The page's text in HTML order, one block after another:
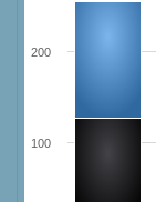
100
200